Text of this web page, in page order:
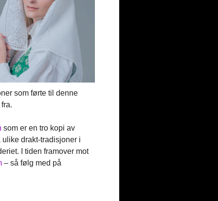
som førte til denne
som er en tro kopi av
drakt-tradisjoner i
I tiden framover mot
– så følg med på